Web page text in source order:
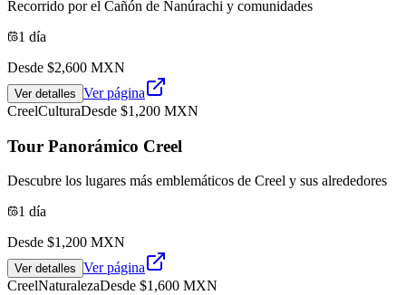
Recorrido por el Cañón de Nanúrachi y comunidades
1 día
Desde $2,600 MXN
Ver detalles Ver página
CreelCulturaDesde $1,200 MXN
Tour Panorámico Creel
Descubre los lugares más emblemáticos de Creel y sus alrededores
1 día
Desde $1,200 MXN
Ver detalles Ver página
CreelNaturalezaDesde $1,600 MXN